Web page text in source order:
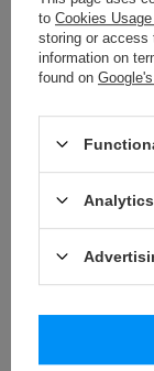
ZUHAL -
219,00 €
SIZE
WYBIERZ OPCJĘ
KUP
to Cookies
storing or access
information on
found on